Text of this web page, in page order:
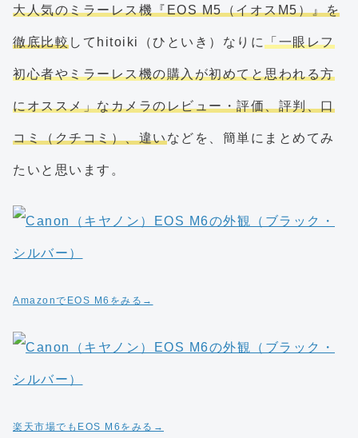
大人気のミラーレス機『EOS M5（イオスM5）』を
徹底比較してhitoiki（ひといき）なりに「一眼レフ
初心者やミラーレス機の購入が初めてと思われる方
にオススメ」なカメラのレビュー・評価、評判、口
コミ（クチコミ）、違いなどを、簡単にまとめてみ
たいと思います。
AmazonでEOS M6をみる→
楽天市場でもEOS M6をみる→